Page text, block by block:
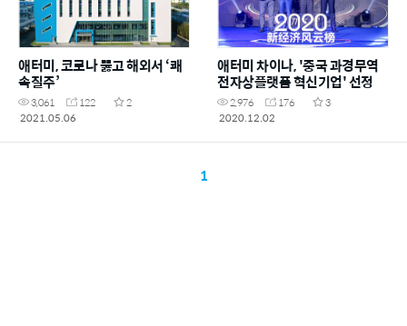
애터미, 코로나 뚫고 해외서 ‘쾌
속질주’
3,061 122
2
2021.05.06
애터미 차이나, '중국 과경무역
전자상플랫폼 혁신기업' 선정
2,976 176
3
2020.12.02
1